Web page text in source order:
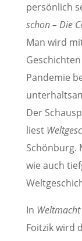
persönlich
schon – Die
Man wird
Pandemie
Der
liest
Schönburg.
wie auch
In
Foitzik wird